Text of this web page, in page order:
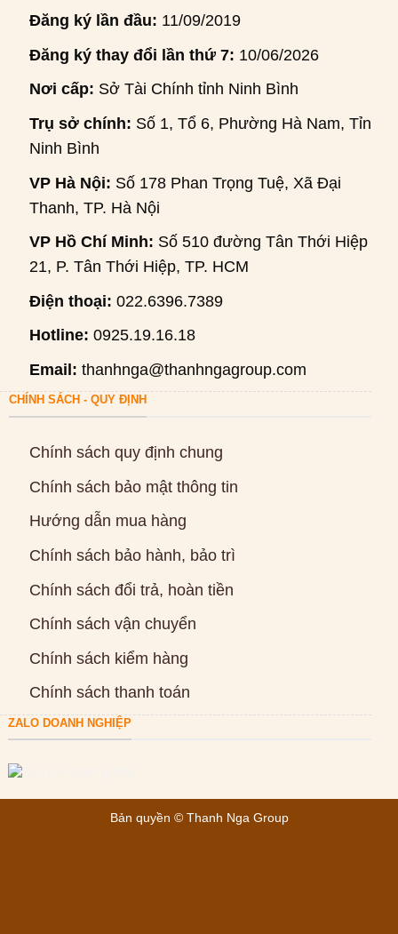
Đăng ký lần đầu: 11/09/2019
Đăng ký thay đổi lần thứ 7: 10/06/2026
Nơi cấp: Sở Tài Chính tỉnh Ninh Bình
Trụ sở chính: Số 1, Tổ 6, Phường Hà Nam, Tỉnh
Ninh Bình
VP Hà Nội: Số 178 Phan Trọng Tuệ, Xã Đại
Thanh, TP. Hà Nội
VP Hồ Chí Minh: Số 510 đường Tân Thới Hiệp
21, P. Tân Thới Hiệp, TP. HCM
Điện thoại: 022.6396.7389
Hotline: 0925.19.16.18
Email: thanhnga@thanhngagroup.com
CHÍNH SÁCH - QUY ĐỊNH
Chính sách quy định chung
Chính sách bảo mật thông tin
Hướng dẫn mua hàng
Chính sách bảo hành, bảo trì
Chính sách đổi trả, hoàn tiền
Chính sách vận chuyển
Chính sách kiểm hàng
Chính sách thanh toán
ZALO DOANH NGHIỆP
Bản quyền © Thanh Nga Group